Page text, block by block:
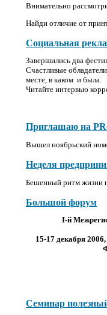
Внимательно
Найди отличие от
Социальная
Завершились два
Счастливые
месте, в каком и была.
Читайте интервью
Приглашаю на
Вышел ноябрьский
Неделя
Бешенный ритм жизни
Большой форум
I-й
15-17 декабря
Семинар